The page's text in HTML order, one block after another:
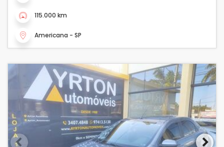
115.000 km
Americana - SP